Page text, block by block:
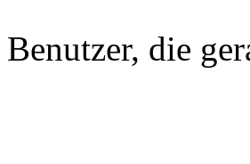
Benutzer, die